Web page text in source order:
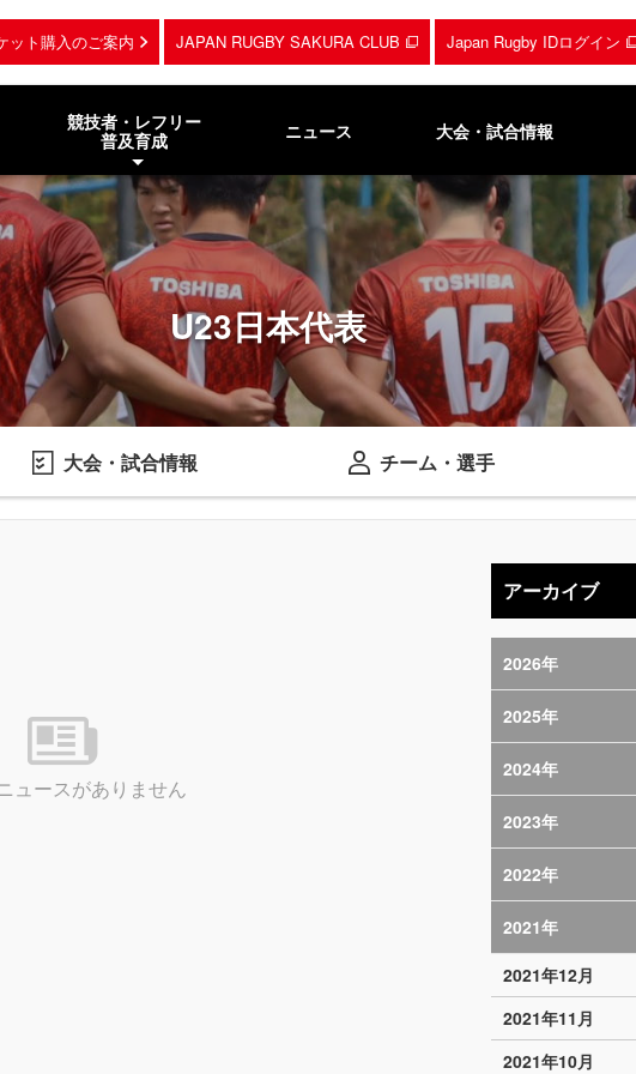
ット購入のご案内 JAPAN RUGBY SAKURA CLUB Japan Rugby IDログイン
競技者・レフリー
普及育成
ニュース 大会・試合情報
U23日本代表
大会・試合情報 チーム・選手
ュースがありません
アーカイブ
2026年
2025年
2024年
2023年
2022年
2021年
2021年12月
2021年11月
2021年10月